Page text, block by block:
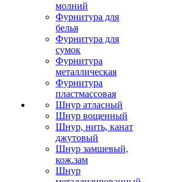
молний
Фурнитура для
белья
Фурнитура для
сумок
Фурнитура
металлическая
Фурнитура
пластмассовая
Шнур атласный
Шнур вощенный
Шнур, нить, канат
джутовый
Шнур замшевый,
кож.зам
Шнур